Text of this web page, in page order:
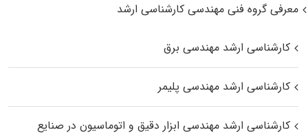
معرفی گروه فنی مهندسی کارشناسی ارشد
کارشناسی ارشد مهندسی برق
کارشناسی ارشد مهندسی پلیمر
کارشناسی ارشد مهندسی ابزار دقیق و اتوماسیون در صنایع